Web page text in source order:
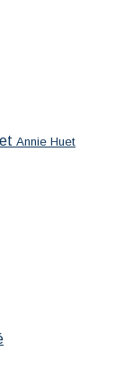
Annie Huet